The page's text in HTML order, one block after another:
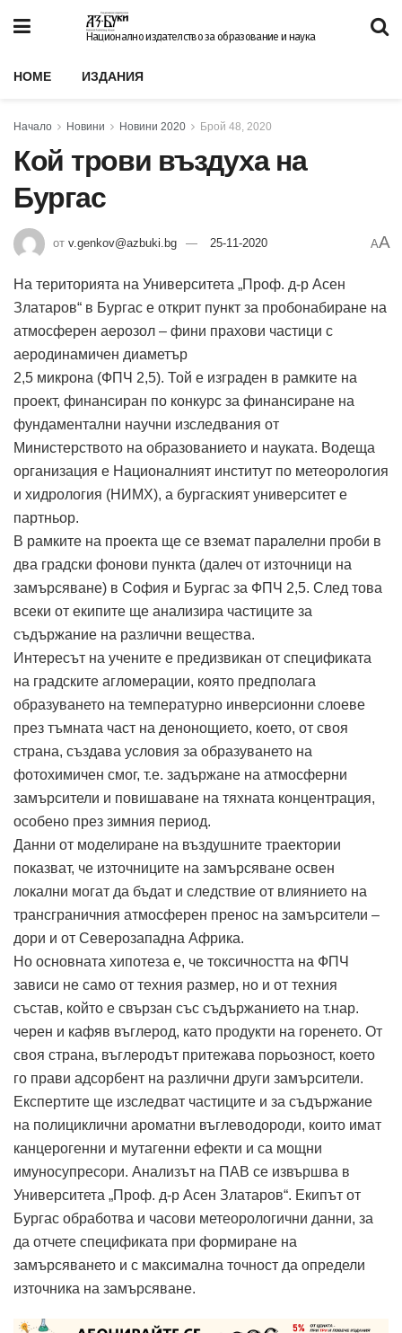
Национално издателство за образование и наука
HOME ИЗДАНИЯ
Начало Новини Новини 2020 Брой 48, 2020
Кой трови въздуха на
Бургас
от v.genkov@azbuki.bg 25-11-2020 AA
На територията на Университета „Проф. д-р Асен
Златаров“ в Бургас е открит пункт за пробонабиране на
атмосферен аерозол – фини прахови частици с
аеродинамичен диаметър
2,5 микрона (ФПЧ 2,5). Той е изграден в рамките на
проект, финансиран по конкурс за финансиране на
фундаментални научни изследвания от
Министерството на образованието и науката. Водеща
организация е Националният институт по метеорология
и хидрология (НИМХ), а бургаският университет е
партньор.
В рамките на проекта ще се вземат паралелни проби в
два градски фонови пункта (далеч от източници на
замърсяване) в София и Бургас за ФПЧ 2,5. След това
всеки от екипите ще анализира частиците за
съдържание на различни вещества.
Интересът на учените е предизвикан от спецификата
на градските агломерации, която предполага
образуването на температурно инверсионни слоеве
през тъмната част на денонощието, което, от своя
страна, създава условия за образуването на
фотохимичен смог, т.е. задържане на атмосферни
замърсители и повишаване на тяхната концентрация,
особено през зимния период.
Данни от моделиране на въздушните траектории
показват, че източниците на замърсяване освен
локални могат да бъдат и следствие от влиянието на
трансграничния атмосферен пренос на замърсители –
дори и от Северозападна Африка.
Но основната хипотеза е, че токсичността на ФПЧ
зависи не само от техния размер, но и от техния
състав, който е свързан със съдържанието на т.нар.
черен и кафяв въглерод, като продукти на горенето. От
своя страна, въглеродът притежава порьозност, което
го прави адсорбент на различни други замърсители.
Експертите ще изследват частиците и за съдържание
на полициклични ароматни въглеводороди, които имат
канцерогенни и мутагенни ефекти и са мощни
имуносупресори. Анализът на ПАВ се извършва в
Университета „Проф. д-р Асен Златаров“. Екипът от
Бургас обработва и часови метеорологични данни, за
да отчете спецификата при формиране на
замърсяването и с максимална точност да определи
източника на замърсяване.